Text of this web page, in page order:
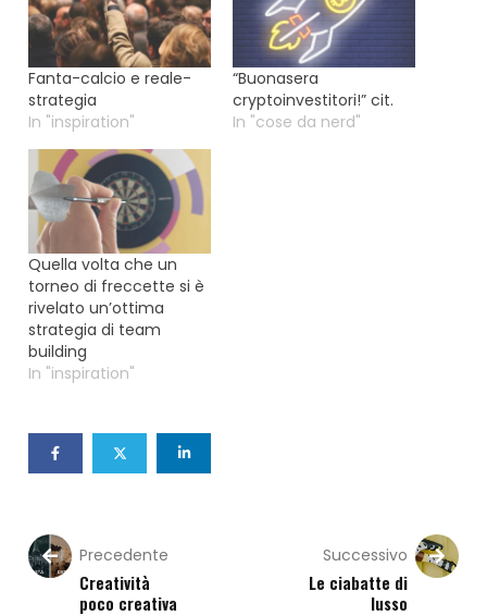
Fanta-calcio e reale-
strategia
In "inspiration"
“Buonasera
cryptoinvestitori!” cit.
In "cose da nerd"
Quella volta che un
torneo di freccette si è
rivelato un’ottima
strategia di team
building
In "inspiration"
Precedente
Creatività
poco creativa
Successivo
Le ciabatte di
lusso